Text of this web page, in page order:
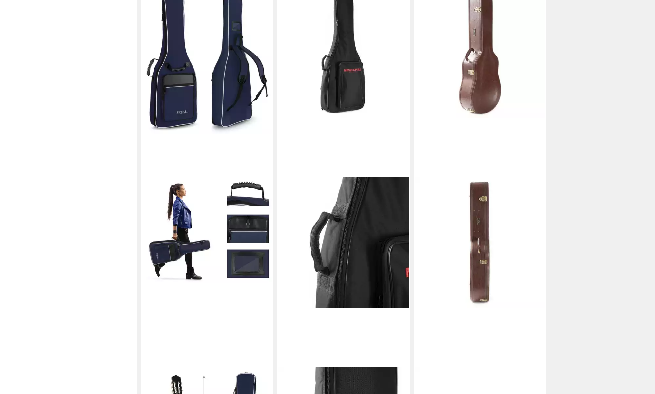
ROCKTILE
Gitarrentasche Klassik-
Gitarrentasche (Gigbag für klassische